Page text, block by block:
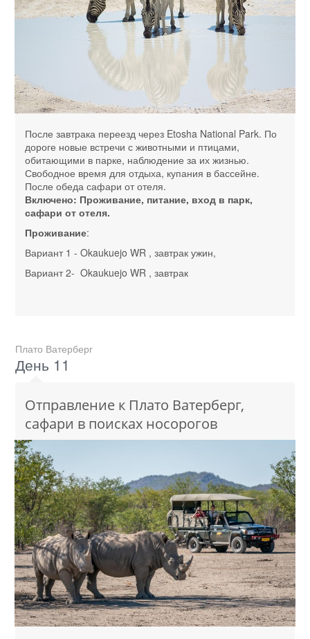
После завтрака переезд через Etosha National Park. По
дороге новые встречи с животными и птицами,
обитающими в парке, наблюдение за их жизнью.
Свободное время для отдыха, купания в бассейне.
После обеда сафари от отеля.
Включено: Проживание, питание, вход в парк,
сафари от отеля.
Проживание:
Вариант 1 - Okaukuejo WR , завтрак ужин,
Вариант 2- Okaukuejo WR , завтрак
Плато Ватерберг
День 11
Отправление к Плато Ватерберг,
сафари в поисках носорогов